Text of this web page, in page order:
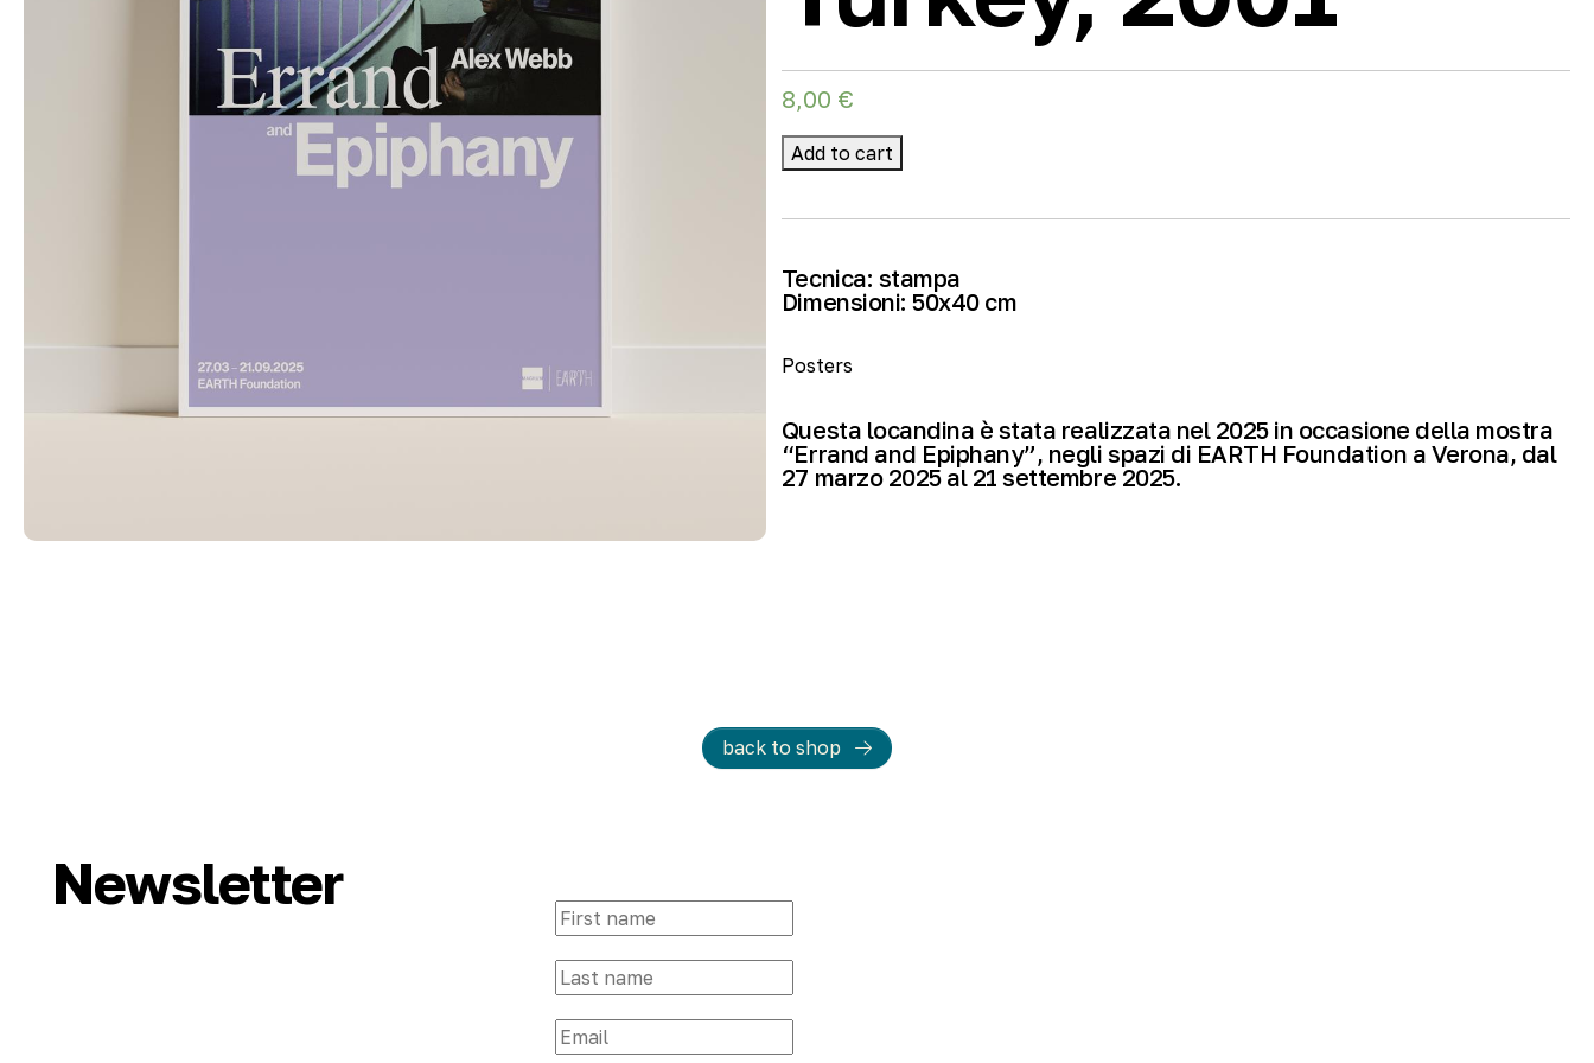
8,00 €
Add to cart
Tecnica: stampa
Dimensioni:50x40 cm
Posters
Questa locandina è stata realizzata nel 2025 in occasione della mostra
“Errand and Epiphany”, negli spazi di EARTH Foundation a Verona, dal
27 marzo 2025 al 21 settembre 2025.
back to shop
Newsletter